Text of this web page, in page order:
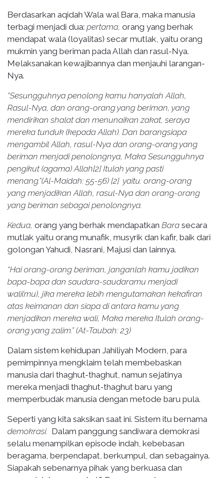
Berdasarkan aqidah Wala wal Bara, maka manusia
terbagi menjadi dua: pertama, orang yang berhak
mendapat wala (loyalitas) secar mutlak, yaitu orang
mukmin yang beriman pada Allah dan rasul-Nya.
Melaksanakan kewajibannya dan menjauhi larangan-
Nya.
“Sesungguhnya penolong kamu hanyalah Allah,
Rasul-Nya, dan orang-orang yang beriman, yang
mendirikan shalat dan menunaikan zakat, seraya
mereka tunduk (kepada Allah). Dan barangsiapa
mengambil Allah, rasul-Nya dan orang-orang yang
beriman menjadi penolongnya, Maka Sesungguhnya
pengikut (agama) Allah[2] Itulah yang pasti
menang.”(Al-Maidah: 55-56) [2] yaitu: orang-orang
yang menjadikan Allah, rasul-Nya dan orang-orang
yang beriman sebagai penolongnya.
Kedua, orang yang berhak mendapatkan Bara secara
mutlak yaitu orang munafik, musyrik dan kafir, baik dari
golongan Yahudi, Nasrani, Majusi dan lainnya.
“Hai orang-orang beriman, janganlah kamu jadikan
bapa-bapa dan saudara-saudaramu menjadi
wali(mu), jika mereka lebih mengutamakan kekafiran
atas keimanan dan siapa di antara kamu yang
menjadikan mereka wali, Maka mereka Itulah orang-
orang yang zalim.” (At-Taubah: 23)
Dalam sistem kehidupan Jahiliyah Modern, para
pemimpinnya mengklaim telah membebaskan
manusia dari thaghut-thaghut, namun sejatinya
mereka menjadi thaghut-thaghut baru yang
memperbudak manusia dengan metode baru pula.
Seperti yang kita saksikan saat ini. Sistem itu bernama
demokrasi. Dalam panggung sandiwara demokrasi
selalu menampilkan episode indah, kebebasan
beragama, berpendapat, berkumpul, dan sebagainya.
Siapakah sebenarnya pihak yang berkuasa dan